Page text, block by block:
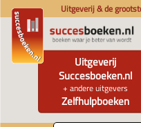
Uitgeverij & de
Uitgeverij
Succesboeken.nl
+ andere uitgevers
Zelfhulpboeken